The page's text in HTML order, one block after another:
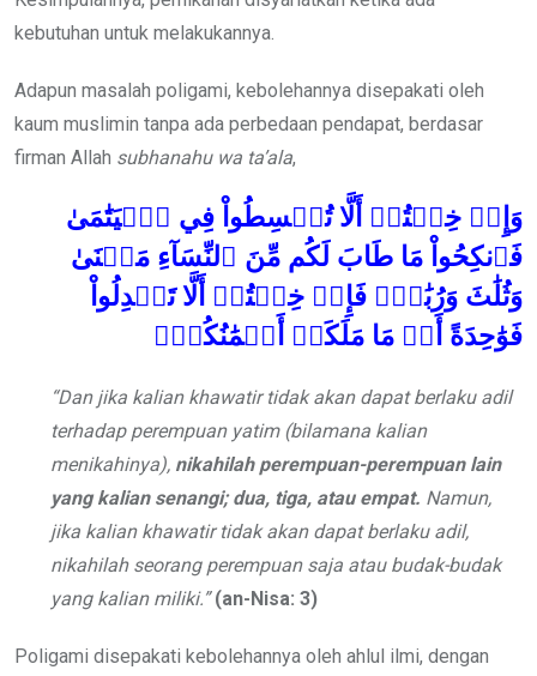
kebutuhan untuk melakukannya.
Adapun masalah poligami, kebolehannya disepakati oleh
kaum muslimin tanpa ada perbedaan pendapat, berdasar
firman Allah subhanahu wa ta’ala,
وَإِنۡ خِفۡتُمۡ أَلَّا تُقۡسِطُواْ فِي ٱلۡيَتَٰمَىٰ
فَٱنكِحُواْ مَا طَابَ لَكُم مِّنَ ٱلنِّسَآءِ مَثۡنَىٰ
وَثُلَٰثَ وَرُبَٰعَۖ فَإِنۡ خِفۡتُمۡ أَلَّا تَعۡدِلُواْ
فَوَٰحِدَةً أَوۡ مَا مَلَكَتۡ أَيۡمَٰنُكُمۡۚ
“Dan jika kalian khawatir tidak akan dapat berlaku adil
terhadap perempuan yatim (bilamana kalian
menikahinya), nikahilah perempuan-perempuan lain
yang kalian senangi; dua, tiga, atau empat. Namun,
jika kalian khawatir tidak akan dapat berlaku adil,
nikahilah seorang perempuan saja atau budak-budak
yang kalian miliki.”(an-Nisa: 3)
Poligami disepakati kebolehannya oleh ahlul ilmi, dengan